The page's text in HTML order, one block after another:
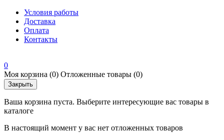
Условия работы
Доставка
Оплата
Контакты
0
Моя корзина (0) Отложенные товары (0)
Закрыть
Ваша корзина пуста. Выберите интересующие вас товары в
каталоге
В настоящий момент у вас нет отложенных товаров